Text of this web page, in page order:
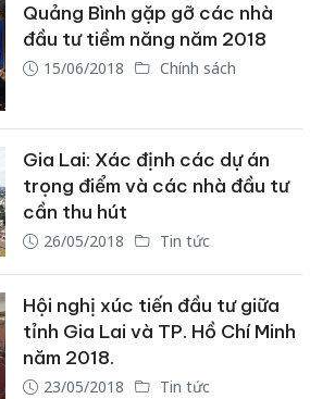
Quảng Bình gặp gỡ các nhà
đầu tư tiềm năng năm 2018
15/06/2018 Chính sách
Gia Lai: Xác định các dự án
trọng điểm và các nhà đầu tư
cần thu hút
26/05/2018 Tin tức
Hội nghị xúc tiến đầu tư giữa
tỉnh Gia Lai và TP. Hồ Chí Minh
năm 2018.
23/05/2018 Tin tức